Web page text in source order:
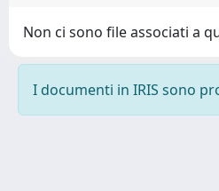
Non ci sono file associati a
I documenti in IRIS sono